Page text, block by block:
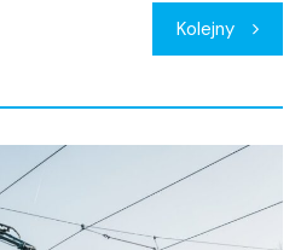
Kolejny